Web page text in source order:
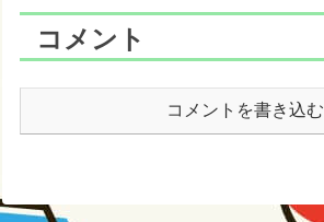
コメント
コメントを書き込む